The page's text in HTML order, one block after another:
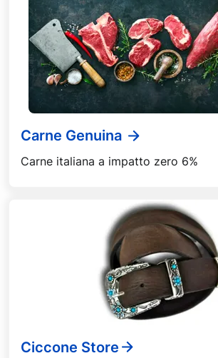
Carne Genuina
Carne italiana a impatto zero 6%
Ciccone Store